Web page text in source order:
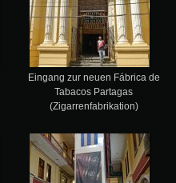
Eingang zur neuen Fábrica de
Tabacos Partagas
(Zigarrenfabrikation)